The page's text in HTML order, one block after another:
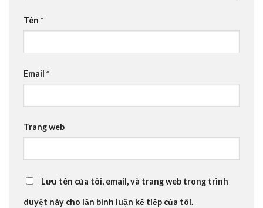
Tên *
Email *
Trang web
Lưu tên của tôi, email, và trang web trong trình
duyệt này cho lần bình luận kế tiếp của tôi.